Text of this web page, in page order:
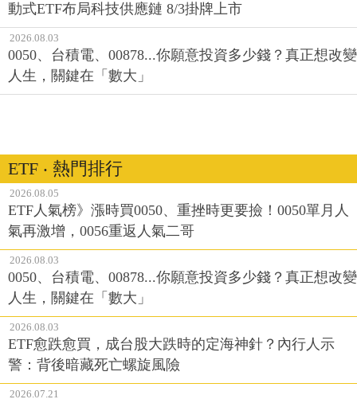
動式ETF布局科技供應鏈 8/3掛牌上市
2026.08.03
0050、台積電、00878...你願意投資多少錢？真正想改變
人生，關鍵在「數大」
ETF ‧ 熱門排行
2026.08.05
ETF人氣榜》漲時買0050、重挫時更要撿！0050單月人
氣再激增，0056重返人氣二哥
2026.08.03
0050、台積電、00878...你願意投資多少錢？真正想改變
人生，關鍵在「數大」
2026.08.03
ETF愈跌愈買，成台股大跌時的定海神針？內行人示
警：背後暗藏死亡螺旋風險
2026.07.21